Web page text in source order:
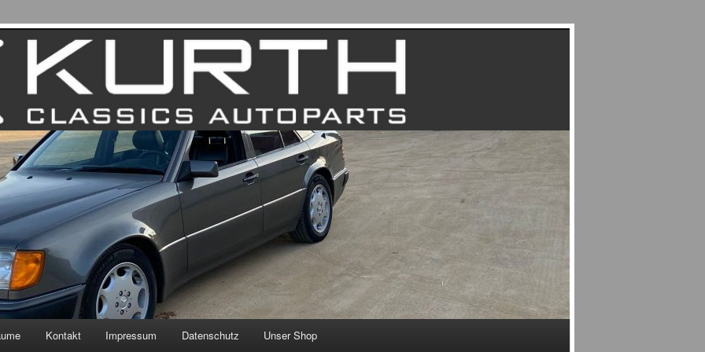
Kontakt Impressum Datenschutz Unser Shop